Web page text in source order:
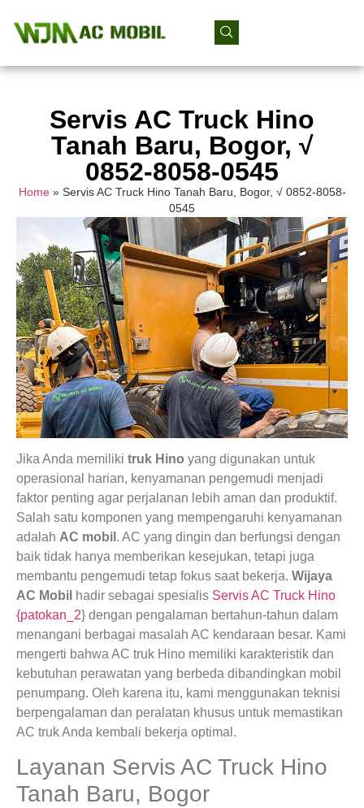
Servis AC Truck Hino
Tanah Baru, Bogor, √
0852-8058-0545
Home» Servis AC Truck Hino Tanah Baru, Bogor, √ 0852-8058-
0545
Jika Anda memiliki truk Hino yang digunakan untuk
operasional harian, kenyamanan pengemudi menjadi
faktor penting agar perjalanan lebih aman dan produktif.
Salah satu komponen yang mempengaruhi kenyamanan
adalah AC mobil . AC yang dingin dan berfungsi dengan
baik tidak hanya memberikan kesejukan, tetapi juga
membantu pengemudi tetap fokus saat bekerja. Wijaya
AC Mobil hadir sebagai spesialis Servis AC Truck Hino
{patokan_2} dengan pengalaman bertahun-tahun dalam
menangani berbagai masalah AC kendaraan besar. Kami
mengerti bahwa AC truk Hino memiliki karakteristik dan
kebutuhan perawatan yang berbeda dibandingkan mobil
penumpang. Oleh karena itu, kami menggunakan teknisi
berpengalaman dan peralatan khusus untuk memastikan
AC truk Anda kembali bekerja optimal.
Layanan Servis AC Truck Hino
Tanah Baru, Bogor